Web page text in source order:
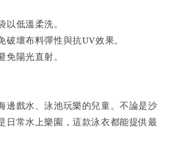
以低溫柔洗。
破壞布料彈性與抗UV效果。
免陽光直射。
邊戲水、泳池玩樂的兒童。不論是沙
日常水上樂園，這款泳衣都能提供最